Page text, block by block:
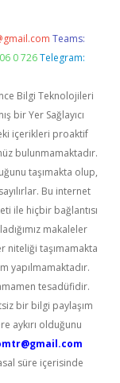
Teams:
0 726 Telegram:
Bilgi Teknolojileri
bir Yer Sağlayıcı
içerikleri proaktif
bulunmamaktadır.
taşımakta olup,
Bu internet
ile hiçbir bağlantısı
makaleler
niteliği taşımamakta
yapılmamaktadır.
tesadüfidir.
bir bilgi paylaşım
aykırı olduğunu
süre içerisinde